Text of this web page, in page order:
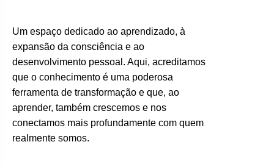
Um espaço dedicado ao aprendizado, à
expansão da consciência e ao
desenvolvimento pessoal. Aqui, acreditamos
que o conhecimento é uma poderosa
ferramenta de transformação e que, ao
aprender, também crescemos e nos
conectamos mais profundamente com quem
realmente somos.